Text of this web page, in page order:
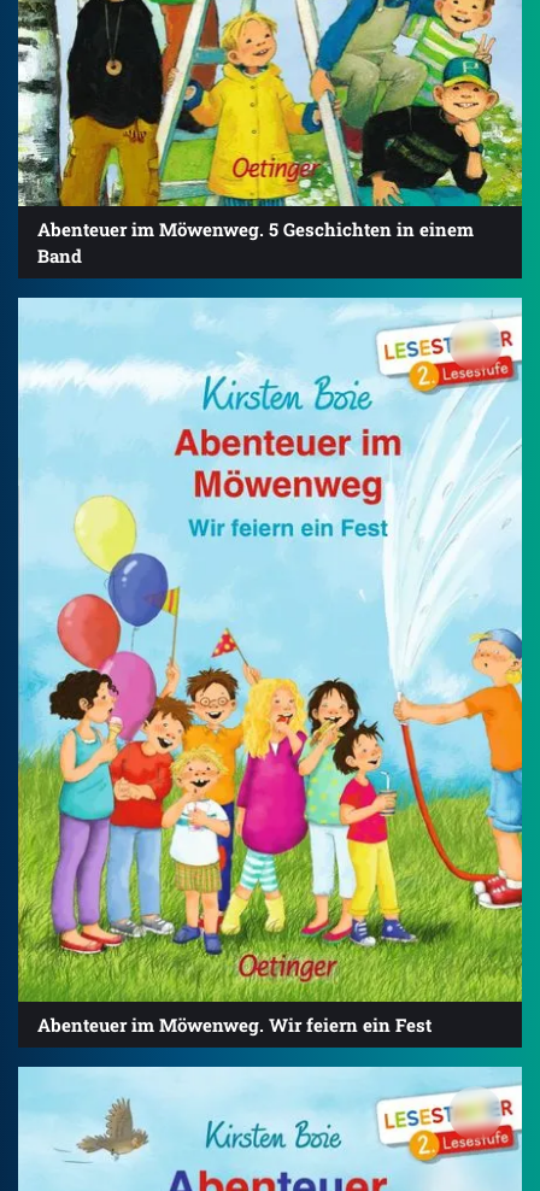
Abenteuer im Möwenweg. 5 Geschichten in einem
Band
Abenteuer im Möwenweg. Wir feiern ein Fest